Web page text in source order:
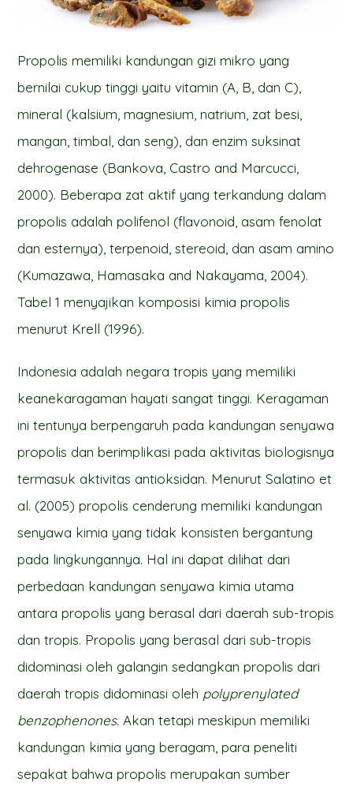
Propolis memiliki kandungan gizi mikro yang
bernilai cukup tinggi yaitu vitamin (A, B, dan C),
mineral (kalsium, magnesium, natrium, zat besi,
mangan, timbal, dan seng), dan enzim suksinat
dehrogenase (Bankova, Castro and Marcucci,
2000). Beberapa zat aktif yang terkandung dalam
propolis adalah polifenol (flavonoid, asam fenolat
dan esternya), terpenoid, stereoid, dan asam amino
(Kumazawa, Hamasaka and Nakayama, 2004).
Tabel 1 menyajikan komposisi kimia propolis
menurut Krell (1996).
Indonesia adalah negara tropis yang memiliki
keanekaragaman hayati sangat tinggi. Keragaman
ini tentunya berpengaruh pada kandungan senyawa
propolis dan berimplikasi pada aktivitas biologisnya
termasuk aktivitas antioksidan. Menurut Salatino et
al. (2005) propolis cenderung memiliki kandungan
senyawa kimia yang tidak konsisten bergantung
pada lingkungannya. Hal ini dapat dilihat dari
perbedaan kandungan senyawa kimia utama
antara propolis yang berasal dari daerah sub-tropis
dan tropis. Propolis yang berasal dari sub-tropis
didominasi oleh galangin sedangkan propolis dari
daerah tropis didominasi oleh polyprenylated
benzophenones. Akan tetapi meskipun memiliki
kandungan kimia yang beragam, para peneliti
sepakat bahwa propolis merupakan sumber